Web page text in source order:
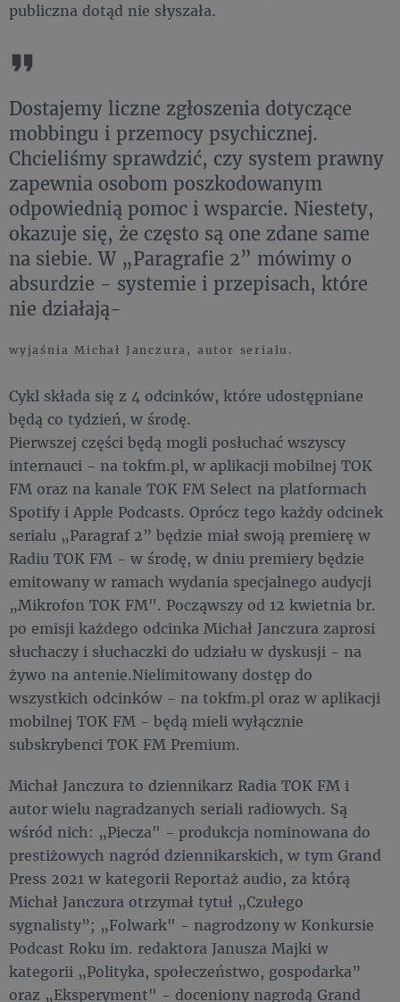
publiczna dotąd nie słyszała.
Dostajemy liczne zgłoszenia dotyczące
mobbingu i przemocy psychicznej.
Chcieliśmy sprawdzić, czy system prawny
zapewnia osobom poszkodowanym
odpowiednią pomoc i wsparcie. Niestety,
okazuje się, że często są one zdane same
na siebie. W „Paragrafie 2” mówimy o
absurdzie - systemie i przepisach, które
nie działają-
wyjaśnia Michał Janczura, autor serialu.
Cykl składa się z 4 odcinków, które udostępniane
będą co tydzień, w środę.
Pierwszej części będą mogli posłuchać wszyscy
internauci - na tokfm.pl, w aplikacji mobilnej TOK
FM oraz na kanale TOK FM Select na platformach
Spotify i Apple Podcasts. Oprócz tego każdy odcinek
serialu „Paragraf 2” będzie miał swoją premierę w
Radiu TOK FM - w środę, w dniu premiery będzie
emitowany w ramach wydania specjalnego audycji
„Mikrofon TOK FM". Począwszy od 12 kwietnia br.
po emisji każdego odcinka Michał Janczura zaprosi
słuchaczy i słuchaczki do udziału w dyskusji - na
żywo na antenie.Nielimitowany dostęp do
wszystkich odcinków - na tokfm.pl oraz w aplikacji
mobilnej TOK FM - będą mieli wyłącznie
subskrybenci TOK FM Premium.
Michał Janczura to dziennikarz Radia TOK FM i
autor wielu nagradzanych seriali radiowych. Są
wśród nich: „Piecza" - produkcja nominowana do
prestiżowych nagród dziennikarskich, w tym Grand
Press 2021 w kategorii Reportaż audio, za którą
Michał Janczura otrzymał tytuł „Czułego
sygnalisty”; „Folwark" - nagrodzony w Konkursie
Podcast Roku im. redaktora Janusza Majki w
kategorii „Polityka, społeczeństwo, gospodarka”
oraz „Eksperyment" - doceniony nagrodą Grand